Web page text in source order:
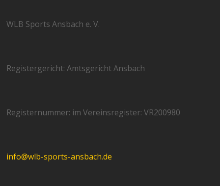
WLB Sports Ansbach e. V.
Registergericht: Amtsgericht Ansbach
Registernummer: im Vereinsregister: VR200980
info@wlb-sports-ansbach.de